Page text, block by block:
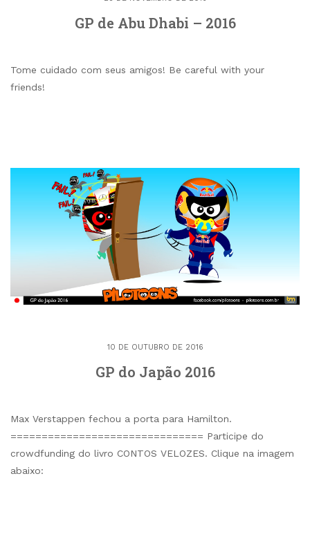
GP de Abu Dhabi – 2016
Tome cuidado com seus amigos! Be careful with your
friends!
10 DE OUTUBRO DE 2016
GP do Japão 2016
Max Verstappen fechou a porta para Hamilton.
=============================== Participe do
crowdfunding do livro CONTOS VELOZES. Clique na imagem
abaixo: